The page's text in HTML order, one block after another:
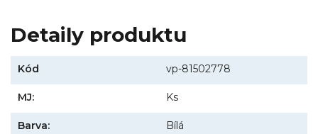
Detaily produktu
Kód vp-81502778
MJ: Ks
Barva: Bílá